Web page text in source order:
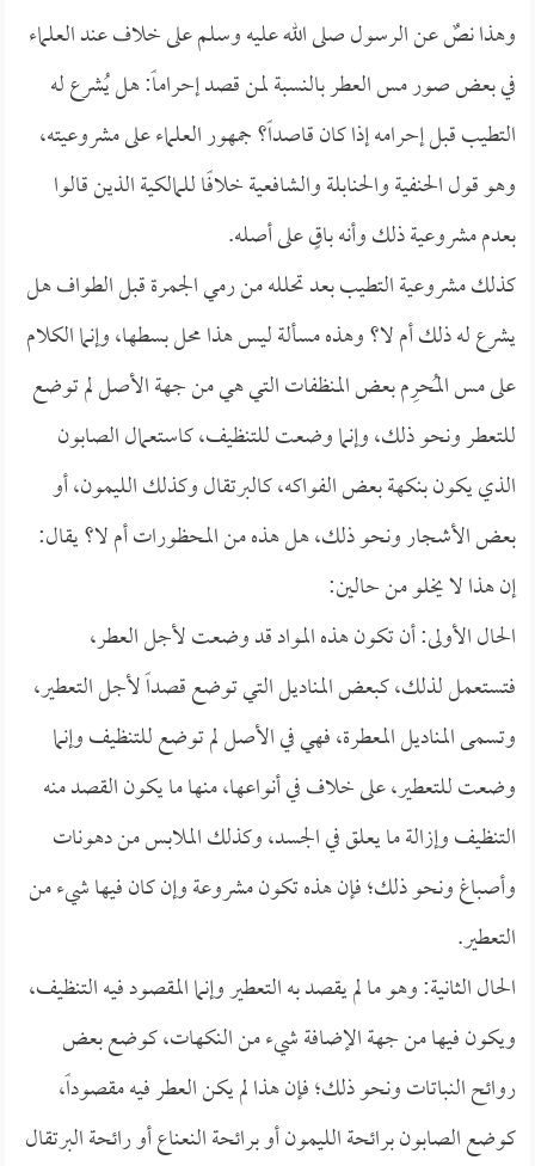
وهذا نصٌ عن الرسول صلى الله عليه وسلم على خلاف عند العلماء
في بعض صور مس العطر بالنسبة لمن قصد إحراماً: هل يُشرع له
التطيب قبل إحرامه إذا كان قاصداً؟ جمهور العلماء على مشروعيته،
وهو قول الحنفية والحنابلة والشافعية خلافًا للمالكية الذين قالوا
بعدم مشروعية ذلك وأنه باقٍ على أصله.
كذلك مشروعية التطيب بعد تحلله من رمي الجمرة قبل الطواف هل
يشرع له ذلك أم لا؟ وهذه مسألة ليس هذا محل بسطها، وإنما الكلام
على مس المُحرِم بعض المنظفات التي هي من جهة الأصل لم توضع
للتعطر ونحو ذلك، وإنما وضعت للتنظيف، كاستعمال الصابون
الذي يكون بنكهة بعض الفواكه، كالبرتقال وكذلك الليمون، أو
بعض الأشجار ونحو ذلك، هل هذه من المحظورات أم لا؟ يقال:
إن هذا لا يخلو من حالين:
الحال الأولى: أن تكون هذه المواد قد وضعت لأجل العطر،
فتستعمل لذلك، كبعض المناديل التي توضع قصداً لأجل التعطير،
وتسمى المناديل المعطرة، فهي في الأصل لم توضع للتنظيف وإنما
وضعت للتعطير، على خلاف في أنواعها، منها ما يكون القصد منه
التنظيف وإزالة ما يعلق في الجسد، وكذلك الملابس من دهونات
وأصباغ ونحو ذلك؛ فإن هذه تكون مشروعة وإن كان فيها شيء من
التعطير.
الحال الثانية: وهو ما لم يقصد به التعطير وإنما المقصود فيه التنظيف،
ويكون فيها من جهة الإضافة شيء من النكهات، كوضع بعض
روائح النباتات ونحو ذلك؛ فإن هذا لم يكن العطر فيه مقصوداً،
كوضع الصابون برائحة الليمون أو برائحة النعناع أو رائحة البرتقال